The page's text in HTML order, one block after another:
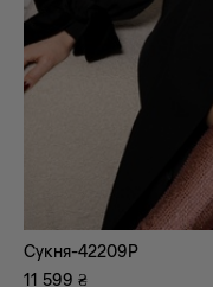
Сукня-42209P
11 599 ₴